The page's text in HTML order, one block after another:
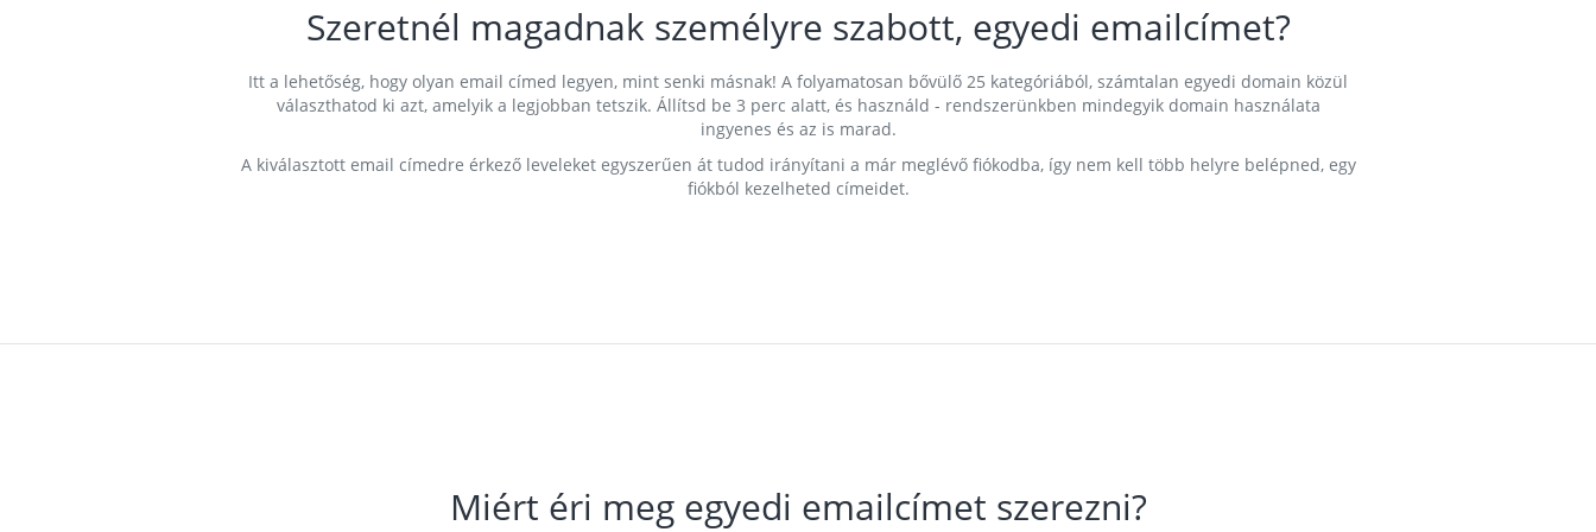
Szeretnél magadnak személyre szabott, egyedi emailcímet?
Itt a lehetőség, hogy olyan email címed legyen, mint senki másnak! A folyamatosan bővülő 25 kategóriából, számtalan egyedi domain közül
választhatod ki azt, amelyik a legjobban tetszik. Állítsd be 3 perc alatt, és használd - rendszerünkben mindegyik domain használata
ingyenes és az is marad.
A kiválasztott email címedre érkező leveleket egyszerűen át tudod irányítani a már meglévő fiókodba, így nem kell több helyre belépned, egy
fiókból kezelheted címeidet.
Miért éri meg egyedi emailcímet szerezni?